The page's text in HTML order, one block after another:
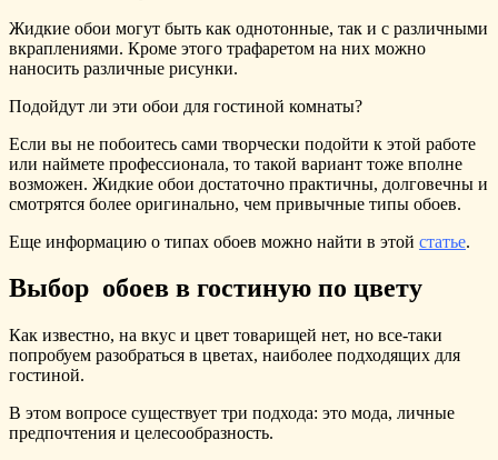
Жидкие обои могут быть как однотонные, так и с различными
вкраплениями. Кроме этого трафаретом на них можно
наносить различные рисунки.
Подойдут ли эти обои для гостиной комнаты?
Если вы не побоитесь сами творчески подойти к этой работе
или наймете профессионала, то такой вариант тоже вполне
возможен. Жидкие обои достаточно практичны, долговечны и
смотрятся более оригинально, чем привычные типы обоев.
Еще информацию о типах обоев можно найти в этой статье.
Выбор обоев в гостиную по цвету
Как известно, на вкус и цвет товарищей нет, но все-таки
попробуем разобраться в цветах, наиболее подходящих для
гостиной.
В этом вопросе существует три подхода: это мода, личные
предпочтения и целесообразность.